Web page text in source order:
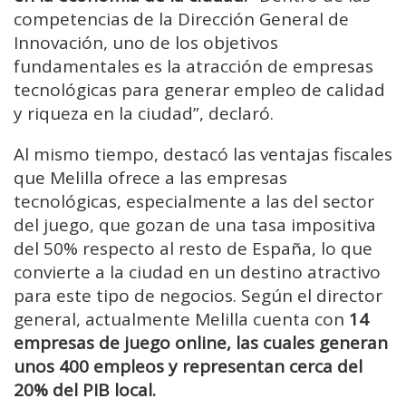
competencias de la Dirección General de
Innovación, uno de los objetivos
fundamentales es la atracción de empresas
tecnológicas para generar empleo de calidad
y riqueza en la ciudad”, declaró.
Al mismo tiempo, destacó las ventajas fiscales
que Melilla ofrece a las empresas
tecnológicas, especialmente a las del sector
del juego, que gozan de una tasa impositiva
del 50% respecto al resto de España, lo que
convierte a la ciudad en un destino atractivo
para este tipo de negocios. Según el director
general, actualmente Melilla cuenta con 14
empresas de juego online, las cuales generan
unos 400 empleos y representan cerca del
20% del PIB local.